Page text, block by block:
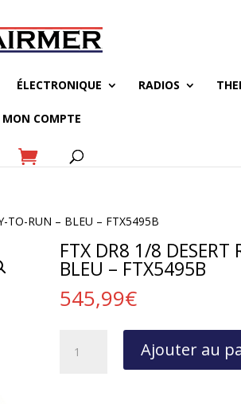
ÉLECTRONIQUE RADIOS
MON COMPTE
TO-RUN – BLEU – FTX5495B
FTX DR8 1/8 DESERT
BLEU – FTX5495B
545,99€
Ajouter au